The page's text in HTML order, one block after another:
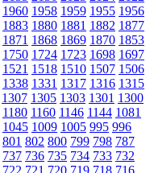
1960 1958 1959 1955 1956
1883 1880 1881 1882 1877
1871 1868 1869 1870 1853
1750 1724 1723 1698 1697
1521 1518 1510 1507 1506
1338 1331 1317 1316 1315
1307 1305 1303 1301 1300
1180 1160 1146 1144 1081
1045 1009 1005 995 996
801 802 800 799 798 787
737 736 735 734 733 732
722 721 720 719 718 716